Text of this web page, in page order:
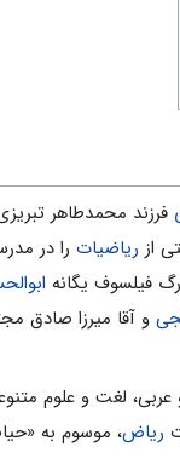
فرزند محمدطاهر
از ریاضیات را در
فیلسوف یگانه
و آقا میرزا صادق
لغت و علوم
ریاض، موسوم به